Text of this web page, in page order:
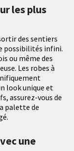
les plus
des sentiers
possibilités infini.
ou même des
Les robes à
look unique et
assurez-vous de
palette de
une